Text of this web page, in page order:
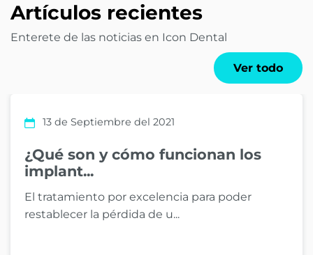
Artículos recientes
Enterete de las noticias en Icon Dental
Ver todo
13 de Septiembre del 2021
¿Qué son y cómo funcionan los
implant...
El tratamiento por excelencia para poder
restablecer la pérdida de u...